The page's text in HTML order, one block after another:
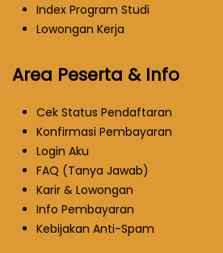
Index Program Studi
Lowongan Kerja
Area Peserta & Info
Cek Status Pendaftaran
Konfirmasi Pembayaran
Login Aku
FAQ (Tanya Jawab)
Karir & Lowongan
Info Pembayaran
Kebijakan Anti-Spam